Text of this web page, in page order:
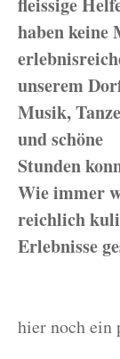
haben keine
unserem
Musik,
und schöne
Stunden
Wie immer
reichlich
Erlebnisse
hier noch ein